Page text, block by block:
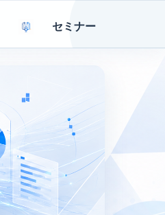
セミナー